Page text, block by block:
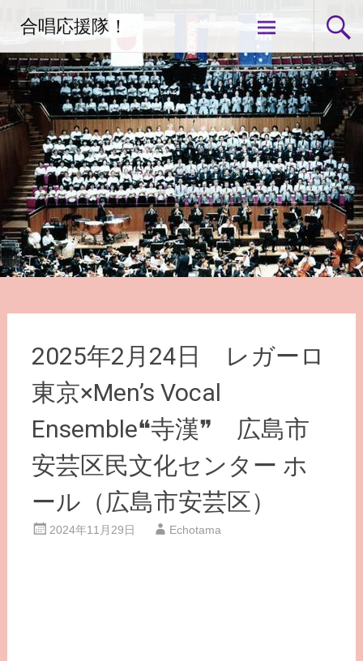
ン
ツ
へ
ス
合唱応援隊！
2025年2月24日 レガーロ
東京×Men’s Vocal
Ensemble❝寺漢❞ 広島市
安芸区民文化センター ホ
ール（広島市安芸区）
2024年11月29日 Echotama